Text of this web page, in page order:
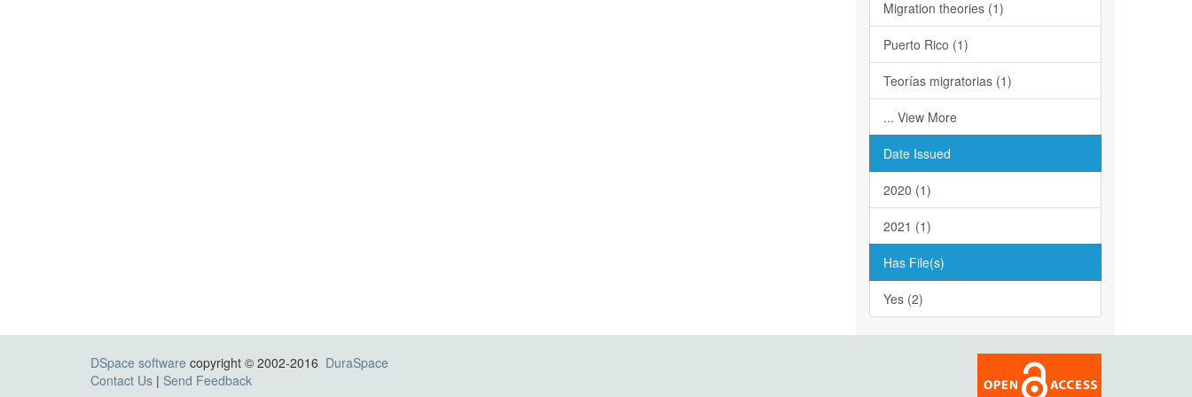
Migration theories (1)
Puerto Rico (1)
Teorías migratorias (1)
... View More
Date Issued
2020 (1)
2021 (1)
Has File(s)
Yes (2)
DSpace software copyright © 2002-2016 DuraSpace
Contact Us | Send Feedback